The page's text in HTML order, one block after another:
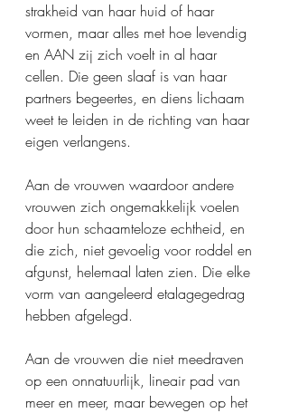
strakheid van haar huid of haar
vormen, maar alles met hoe levendig
en AAN zij zich voelt in al haar
cellen. Die geen slaaf is van haar
partners begeertes, en diens lichaam
weet te leiden in de richting van haar
eigen verlangens.
Aan de vrouwen waardoor andere
vrouwen zich ongemakkelijk voelen
door hun schaamteloze echtheid, en
die zich, niet gevoelig voor roddel en
afgunst, helemaal laten zien. Die elke
vorm van aangeleerd etalagegedrag
hebben afgelegd.
Aan de vrouwen die niet meedraven
op een onnatuurlijk, lineair pad van
meer en meer, maar bewegen op het